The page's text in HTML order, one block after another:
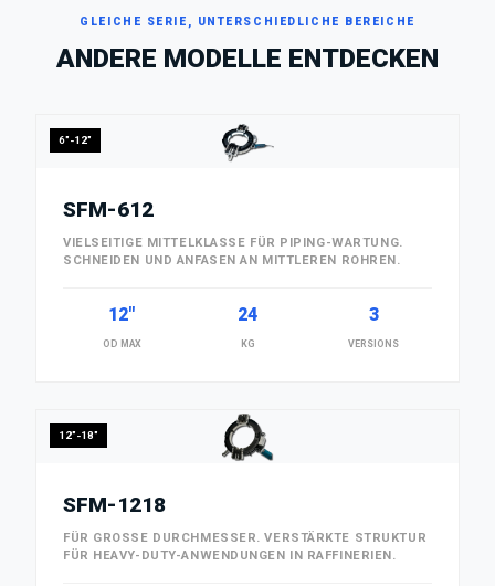
GLEICHE SERIE, UNTERSCHIEDLICHE BEREICHE
ANDERE MODELLE ENTDECKEN
6"-12"
SFM-612
VIELSEITIGE MITTELKLASSE FÜR PIPING-WARTUNG.
SCHNEIDEN UND ANFASEN AN MITTLEREN ROHREN.
12"
OD MAX
24
KG
3
VERSIONS
12"-18"
SFM-1218
FÜR GROSSE DURCHMESSER. VERSTÄRKTE STRUKTUR F
ÜR HEAVY-DUTY-ANWENDUNGEN IN RAFFINERIEN.